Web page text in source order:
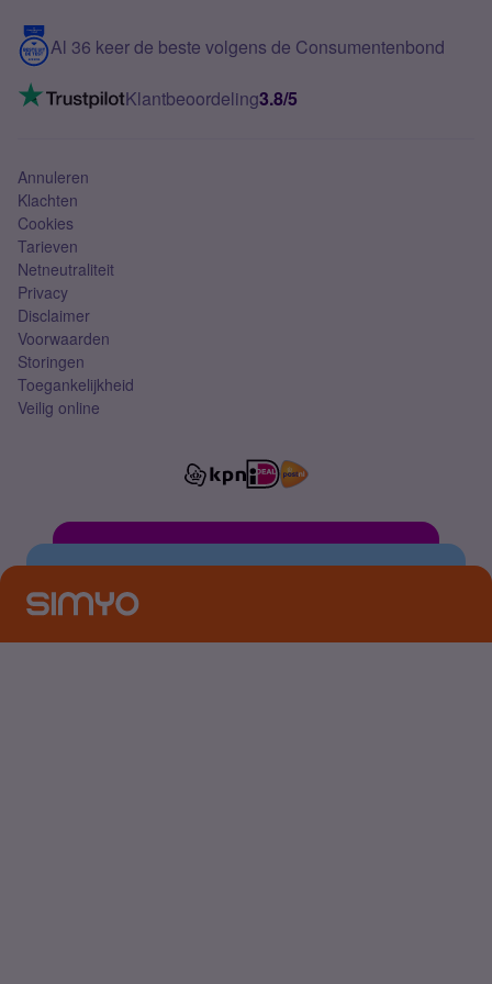
5G internet
Mobiel internet
Mobiel abonnement
Contact
VoLTE 4G bellen
Al 36 keer de beste volgens de Consumentenbond
Klantbeoordeling3.8/5
Annuleren
Klachten
Cookies
Tarieven
Netneutraliteit
Privacy
Disclaimer
Voorwaarden
Storingen
Toegankelijkheid
Veilig online